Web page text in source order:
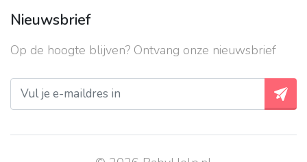
Contact
Over ons
Privacy beleid
Nieuwsbrief
Op de hoogte blijven? Ontvang onze nieuwsbrief